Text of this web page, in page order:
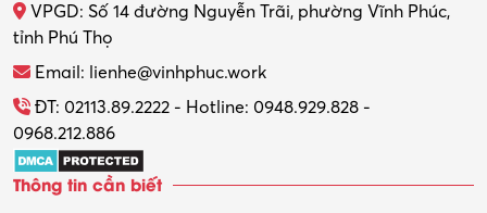
Thực tập
Tổ chức sự kiện – Quà tặng
Trợ lý
Tư vấn
VPGD: Số 14 đường Nguyễn Trãi, phường Vĩnh Phúc,
tỉnh Phú Thọ
Email: lienhe@vinhphuc.work
ĐT: 02113.89.2222 - Hotline: 0948.929.828 -
0968.212.886
Thông tin cần biết